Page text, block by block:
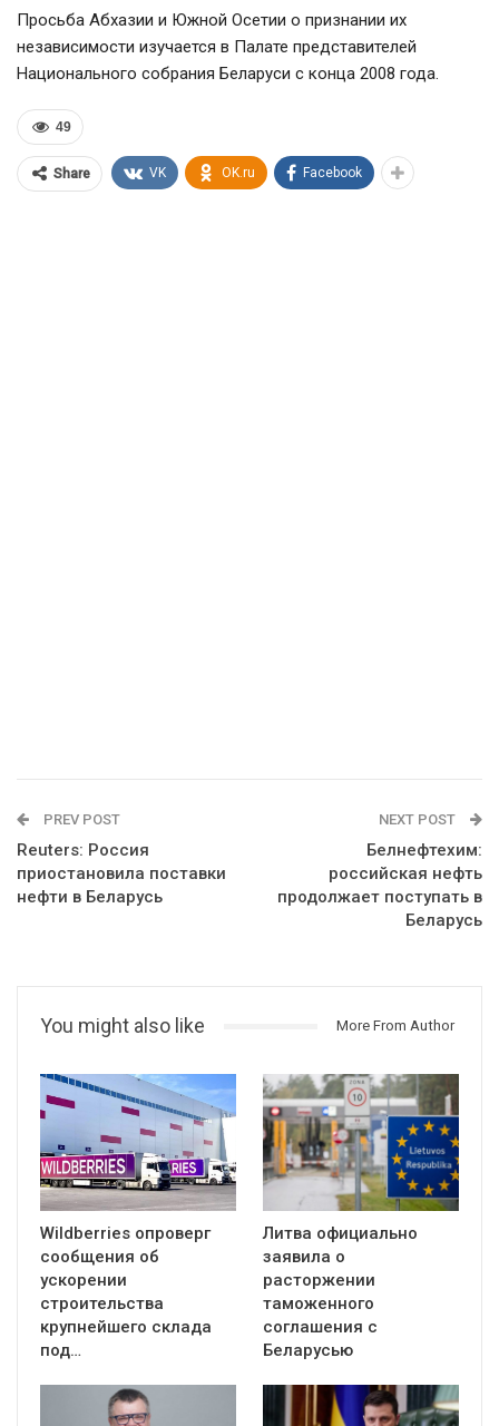
Просьба Абхазии и Южной Осетии о признании их
независимости изучается в Палате представителей
Национального собрания Беларуси с конца 2008 года.
49
Share VK OK.ru Facebook
PREV POST
Reuters: Россия
приостановила поставки
нефти в Беларусь
NEXT POST
Белнефтехим:
российская нефть
продолжает поступать в
Беларусь
You might also like More From Author
Wildberries опроверг
сообщения об
ускорении
строительства
крупнейшего склада
под…
Литва официально
заявила о
расторжении
таможенного
соглашения с
Беларусью